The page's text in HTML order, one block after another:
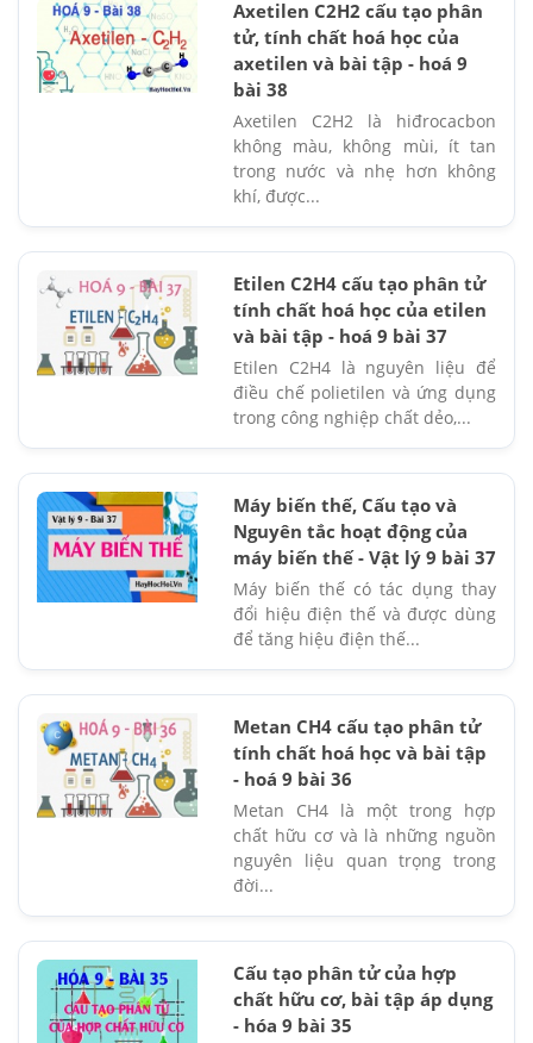
Axetilen C2H2 cấu tạo phân
tử, tính chất hoá học của
axetilen và bài tập - hoá 9
bài 38
Axetilen C2H2 là hiđrocacbon
không màu, không mùi, ít tan
trong nước và nhẹ hơn không
khí, được...
Etilen C2H4 cấu tạo phân tử
tính chất hoá học của etilen
và bài tập - hoá 9 bài 37
Etilen C2H4 là nguyên liệu để
điều chế polietilen và ứng dụng
trong công nghiệp chất dẻo,...
Máy biến thế, Cấu tạo và
Nguyên tắc hoạt động của
máy biến thế - Vật lý 9 bài 37
Máy biến thế có tác dụng thay
đổi hiệu điện thế và được dùng
để tăng hiệu điện thế...
Metan CH4 cấu tạo phân tử
tính chất hoá học và bài tập
- hoá 9 bài 36
Metan CH4 là một trong hợp
chất hữu cơ và là những nguồn
nguyên liệu quan trọng trong
đời...
Cấu tạo phân tử của hợp
chất hữu cơ, bài tập áp dụng
- hóa 9 bài 35